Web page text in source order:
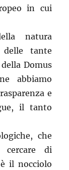
in cui
natura
delle tante
Domus
abbiamo
e
il tanto
che
cercare di
il nocciolo